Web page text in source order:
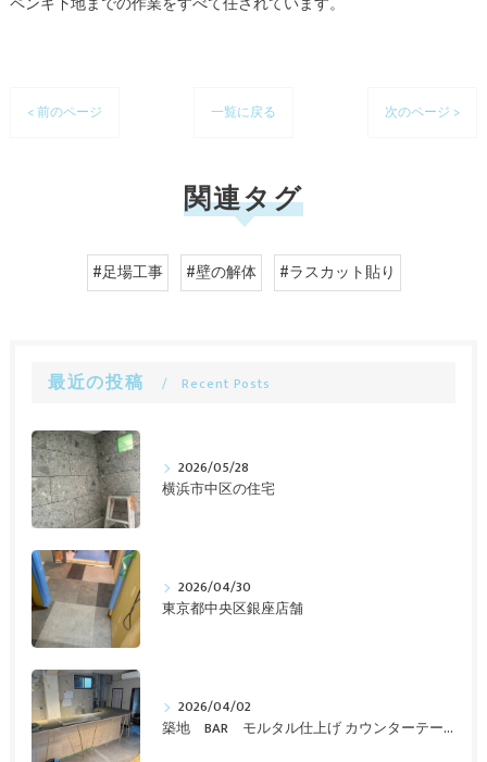
< 前のページ 一覧に戻る 次のページ >
関連タグ
#足場工事 #壁の解体 #ラスカット貼り
最近の投稿 Recent Posts
2026/05/28
横浜市中区の住宅
2026/04/30
東京都中央区銀座店舗
2026/04/02
築地 BAR モルタル仕上げ カウンターテーブル